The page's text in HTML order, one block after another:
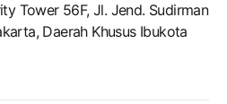
Tower 56F, Jl. Jend. Sudirman
Daerah Khusus Ibukota